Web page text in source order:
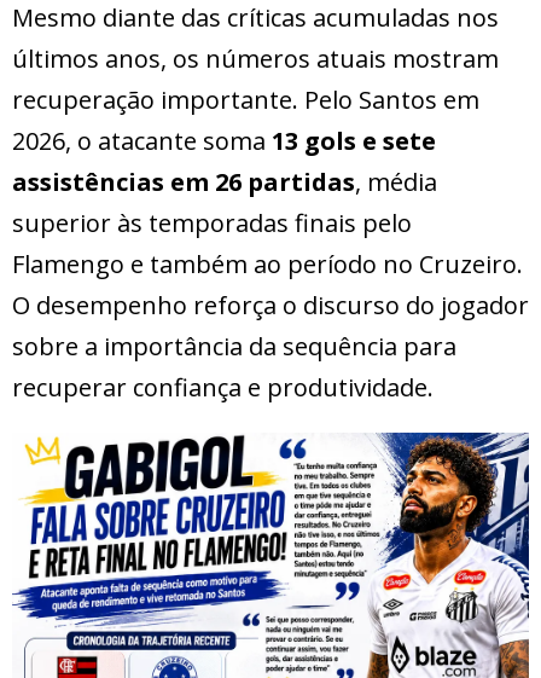
Mesmo diante das críticas acumuladas nos
últimos anos, os números atuais mostram
recuperação importante. Pelo Santos em
2026, o atacante soma 13 gols e sete
assistências em 26 partidas, média
superior às temporadas finais pelo
Flamengo e também ao período no Cruzeiro.
O desempenho reforça o discurso do jogador
sobre a importância da sequência para
recuperar confiança e produtividade.